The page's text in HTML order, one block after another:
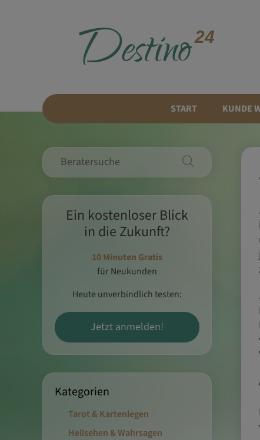
Destino24
START KUNDE
Ein kostenloser Blick
in die Zukunft?
10 Minuten Gratis
für Neukunden
Heute unverbindlich testen:
Jetzt anmelden!
Kategorien
Tarot & Kartenlegen
Hellsehen & Wahrsagen